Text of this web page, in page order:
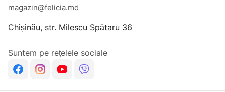
magazin@felicia.md
Chișinău, str. Milescu Spătaru 36
Suntem pe rețelele sociale